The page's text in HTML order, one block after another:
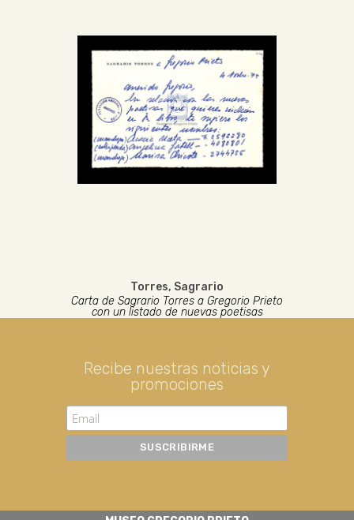
Torres, Sagrario
Carta de Sagrario Torres a Gregorio Prieto
con un listado de nuevas poetisas
Recibe nuestras noticias y
promociones